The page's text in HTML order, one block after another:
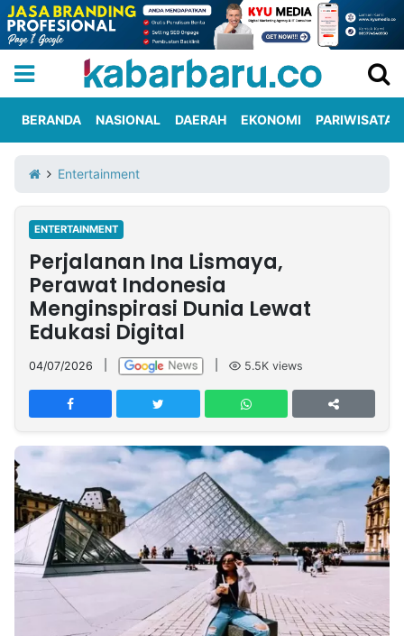
Iklan
Berita
Kami
Nasional
International
Olahraga
Entertainment
Daerah
Pariwisata
Kuliner
Kolom
Network
PT
TREETAN
MULTIMEDIA
INDONESIA
Partner
Insight
NTB
Suara
Time
Lens
IDN
Daily
Jogja
Jalan
Rakyat
Idealita
News
Kita
Notice
Dinamikapost.com
Radar
Baru
Seedbacklink
BERANDA NASIONAL DAERAH EKONOMI PARIWISATA
Entertainment
ENTERTAINMENT
Perjalanan Ina Lismaya,
Perawat Indonesia
Menginspirasi Dunia Lewat
Edukasi Digital
04/07/2026 5.5K views